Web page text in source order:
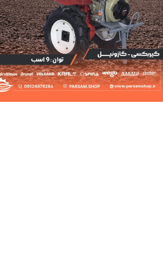
سمپاش
بخارشو
سایر پمپ
اینورتر جوش
موتور پمپ
سمپاش
علتفراش
اینورتر جوش